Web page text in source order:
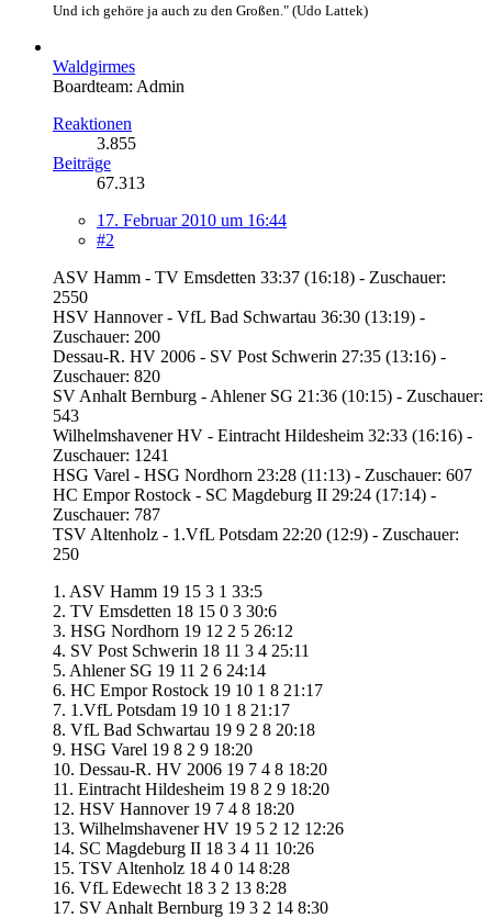
Und ich gehöre ja auch zu den Großen." (Udo Lattek)
Waldgirmes
Boardteam: Admin
Reaktionen
3.855
Beiträge
67.313
17. Februar 2010 um 16:44
#2
ASV Hamm - TV Emsdetten 33:37 (16:18) - Zuschauer:
2550
HSV Hannover - VfL Bad Schwartau 36:30 (13:19) -
Zuschauer: 200
Dessau-R. HV 2006 - SV Post Schwerin 27:35 (13:16) -
Zuschauer: 820
SV Anhalt Bernburg - Ahlener SG 21:36 (10:15) - Zuschauer:
543
Wilhelmshavener HV - Eintracht Hildesheim 32:33 (16:16) -
Zuschauer: 1241
HSG Varel - HSG Nordhorn 23:28 (11:13) - Zuschauer: 607
HC Empor Rostock - SC Magdeburg II 29:24 (17:14) -
Zuschauer: 787
TSV Altenholz - 1.VfL Potsdam 22:20 (12:9) - Zuschauer:
250
1. ASV Hamm 19 15 3 1 33:5
2. TV Emsdetten 18 15 0 3 30:6
3. HSG Nordhorn 19 12 2 5 26:12
4. SV Post Schwerin 18 11 3 4 25:11
5. Ahlener SG 19 11 2 6 24:14
6. HC Empor Rostock 19 10 1 8 21:17
7. 1.VfL Potsdam 19 10 1 8 21:17
8. VfL Bad Schwartau 19 9 2 8 20:18
9. HSG Varel 19 8 2 9 18:20
10. Dessau-R. HV 2006 19 7 4 8 18:20
11. Eintracht Hildesheim 19 8 2 9 18:20
12. HSV Hannover 19 7 4 8 18:20
13. Wilhelmshavener HV 19 5 2 12 12:26
14. SC Magdeburg II 18 3 4 11 10:26
15. TSV Altenholz 18 4 0 14 8:28
16. VfL Edewecht 18 3 2 13 8:28
17. SV Anhalt Bernburg 19 3 2 14 8:30